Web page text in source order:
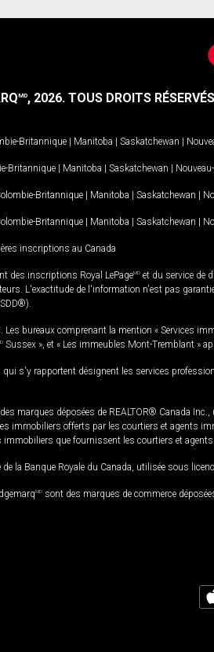
MD, 2026. TOUS DROITS
Britannique | Manitoba | Saskatchewan |
Britannique | Manitoba | Saskatchewan |
Britannique | Manitoba | Saskatchewan |
Britannique | Manitoba | Saskatchewan |
inscriptions au Canada
des inscriptions Royal LePageMD et du service de
L'exactitude de l'information n'est pas
bureaux comprenant la mention « Services
Sussex », et « Les immeubles Mont-Tremblant »
s'y rapportent désignent les services
marques déposées de REALTOR® Canada
immobiliers offerts par les courtiers et agents
immobiliers que fournissent les courtiers et agents
de la Banque Royale du Canada, utilisée sous
MD sont des marques de commerce